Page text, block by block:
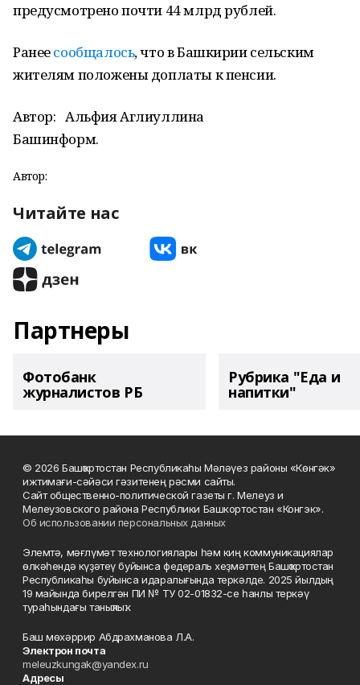
предусмотрено почти 44 млрд рублей.
Ранеесообщалось, что в Башкирии сельским
жителям положены доплаты к пенсии.
Автор: Альфия Аглиуллина
Башинформ.
Автор:
Читайте нас
Партнеры
Фотобанк
журналистов РБ
Рубрика "Еда и
напитки"
© 2026 Башҡортостан Республикаһы Мәләүез районы «Көнгәк»
ижтимағи-сәйәси гәзитенең рәсми сайты.
Сайт общественно-политической газеты г. Мелеуз и
Мелеузовского района Республики Башкортостан «Конгэк».
Об использовании персональных данных
Элемтә, мәғлүмәт технологиялары һәм киң коммуникациялар
өлкәһендә күҙәтеү буйынса федераль хеҙмәттең Башҡортостан
Республикаһы буйынса идаралығында теркәлде. 2025 йылдың
19 майында бирелгән ПИ № ТУ 02-01832-се һанлы теркәү
тураһындағы таныҡлыҡ.
Баш мөхәррир Абдрахманова Л.А.
Электрон почта
meleuzkungak@yandex.ru
Адресы